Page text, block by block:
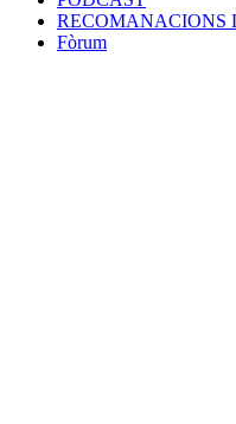
RECOMANACIONS
Fòrum